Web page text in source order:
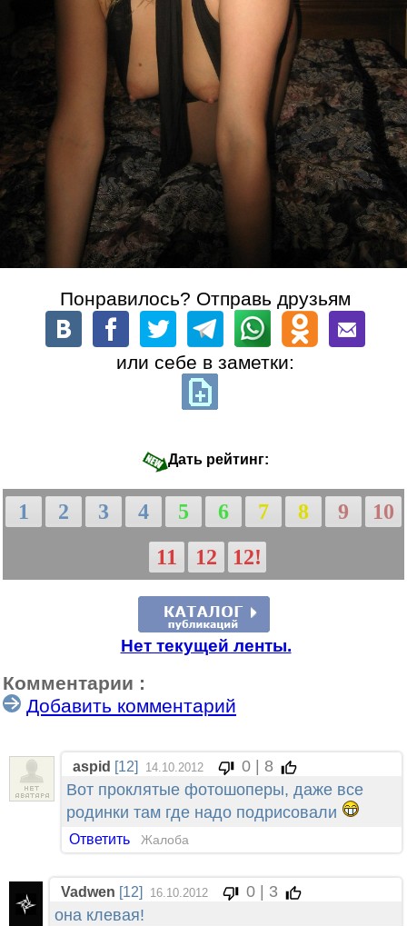
Понравилось? Отправь друзьям
или себе в заметки:
Дать рейтинг:
1 2 3 4 5 6 7 8 9
10
11
12 12!
Нет текущей ленты.
Комментарии :
Добавить комментарий
aspid [12] 14.10.2012
0 | 8
Вот проклятые фотошоперы, даже все
родинки там где надо подрисовали
Ответить Жалоба
Vadwen [12] 16.10.2012
0 | 3
она клевая!